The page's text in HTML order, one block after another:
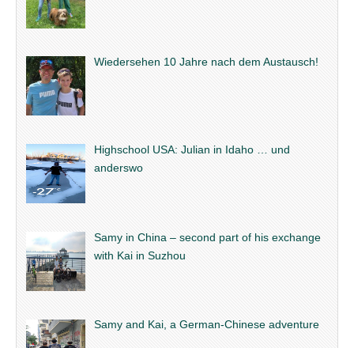
Wiedersehen 10 Jahre nach dem Austausch!
Highschool USA: Julian in Idaho … und
anderswo
Samy in China – second part of his exchange
with Kai in Suzhou
Samy and Kai, a German-Chinese adventure